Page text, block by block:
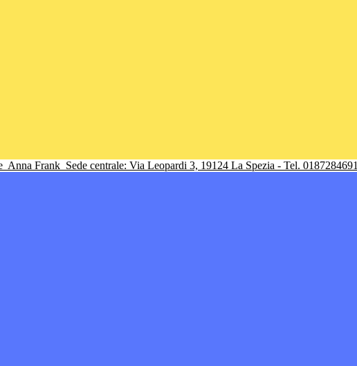
Anna Frank Sede centrale: Via Leopardi 3, 19124 La Spezia - Tel. 0187284691